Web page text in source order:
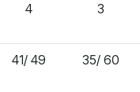
4 3
41/ 49 35/ 60